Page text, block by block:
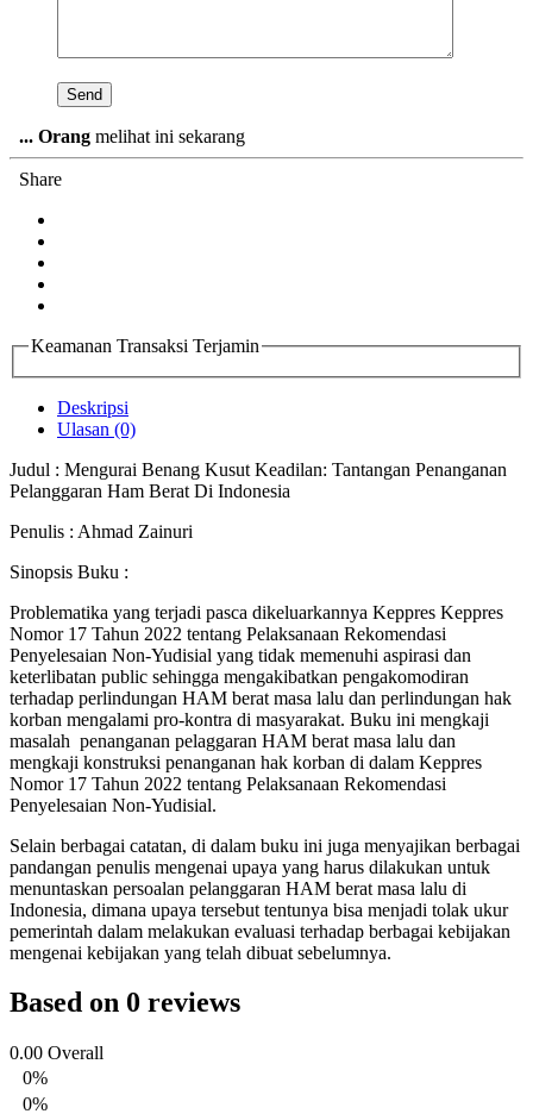
... Orang melihat ini sekarang
Share
Keamanan Transaksi Terjamin
Deskripsi
Ulasan (0)
Judul : Mengurai Benang Kusut Keadilan: Tantangan Penanganan
Pelanggaran Ham Berat Di Indonesia
Penulis : Ahmad Zainuri
Sinopsis Buku :
Problematika yang terjadi pasca dikeluarkannya Keppres Keppres
Nomor 17 Tahun 2022 tentang Pelaksanaan Rekomendasi
Penyelesaian Non-Yudisial yang tidak memenuhi aspirasi dan
keterlibatan public sehingga mengakibatkan pengakomodiran
terhadap perlindungan HAM berat masa lalu dan perlindungan hak
korban mengalami pro-kontra di masyarakat. Buku ini mengkaji
masalah penanganan pelaggaran HAM berat masa lalu dan
mengkaji konstruksi penanganan hak korban di dalam Keppres
Nomor 17 Tahun 2022 tentang Pelaksanaan Rekomendasi
Penyelesaian Non-Yudisial.
Selain berbagai catatan, di dalam buku ini juga menyajikan berbagai
pandangan penulis mengenai upaya yang harus dilakukan untuk
menuntaskan persoalan pelanggaran HAM berat masa lalu di
Indonesia, dimana upaya tersebut tentunya bisa menjadi tolak ukur
pemerintah dalam melakukan evaluasi terhadap berbagai kebijakan
mengenai kebijakan yang telah dibuat sebelumnya.
Based on 0 reviews
0.00 Overall
0%
0%